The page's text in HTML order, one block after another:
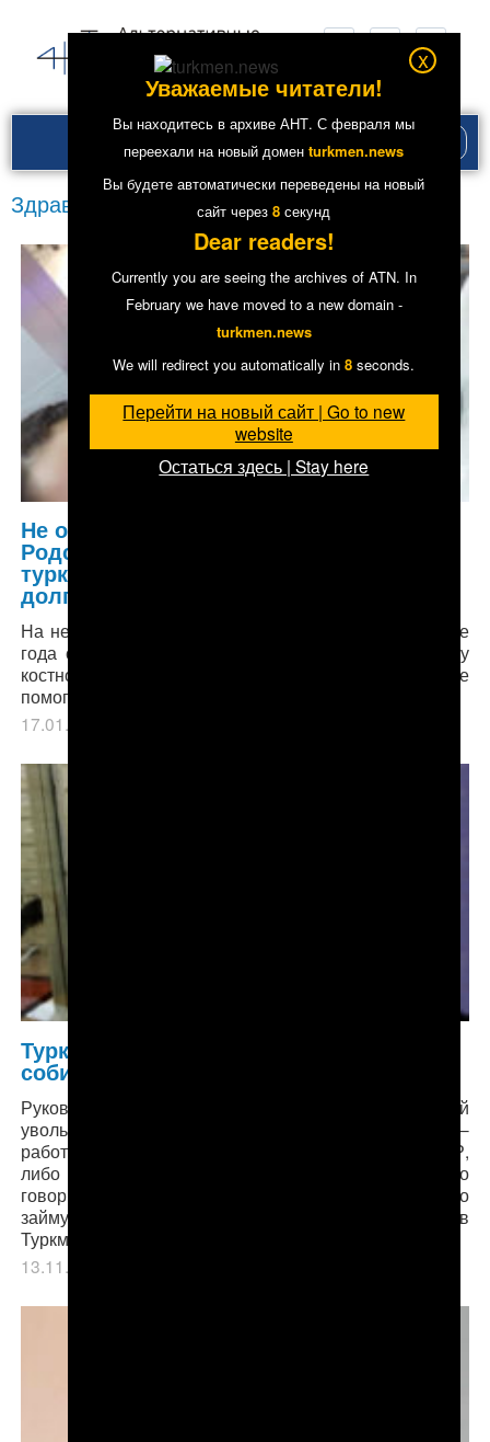
меню
Здравоохранение
Не останемся в стороне!
Родственникам умершей
туркменистанки необходимо погасить
долг за ее лечение индийской клинике
На несколько месяцев болезнь отступила, но в конце
года снова вернулась. Женщине провели пересадку
костного мозга от ее сына, однако операция не
помогла…
17.01.2019
Туркменистан: В Мары стоматологи
собирают хлопок
Руководство вынуждает их ездить под угрозой
увольнения. Большая часть врачей и ассистентов —
работники, получившие образование либо в СССР,
либо в ранние годы независимости. Руководство
говорит им, что в случае отказа, их места быстро
займут недавние выпускники медицинских вузов
Туркменистана и стран СНГ.
13.11.2018
x
Уважаемые читатели!
Вы находитесь в архиве АНТ. С февраля мы
переехали на новый доменturkmen.news
Вы будете автоматически переведены на новый
сайт через8 секунд
Dear readers!
Currently you are seeing the archives of ATN. In
February we have moved to a new domain -
turkmen.news
We will redirect you automatically in8 seconds.
Перейти на новый сайт | Go to new
website
Остаться здесь | Stay here